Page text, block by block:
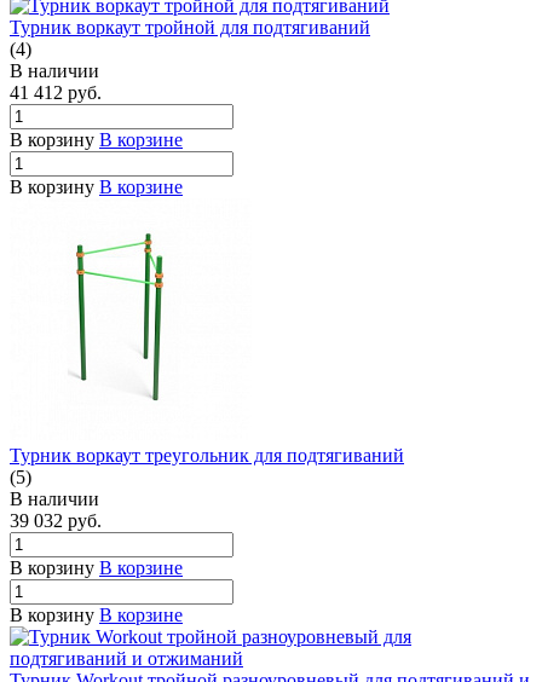
Турник воркаут тройной для подтягиваний
(4)
В наличии
41 412 руб.
В корзину В корзине
В корзину В корзине
Турник воркаут треугольник для подтягиваний
(5)
В наличии
39 032 руб.
В корзину В корзине
В корзину В корзине